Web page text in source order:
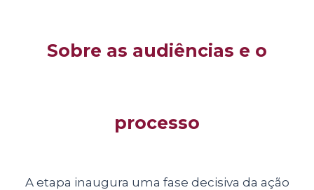
Sobre as audiências e o
processo
A etapa inaugura uma fase decisiva da ação